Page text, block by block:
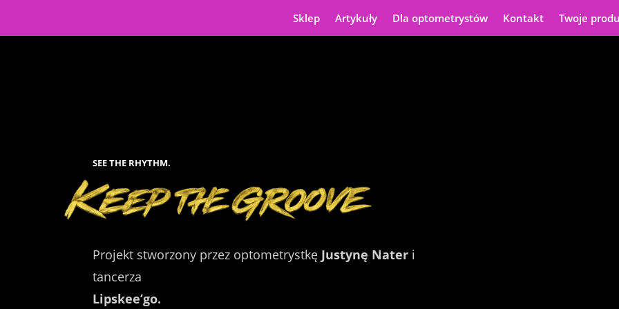
Sklep Artykuły Dla optometrystów Kontakt Twoje
SEE THE RHYTHM.
Projekt stworzony przez optometrystkę Justynę Nater i
tancerza
Lipskee’go.